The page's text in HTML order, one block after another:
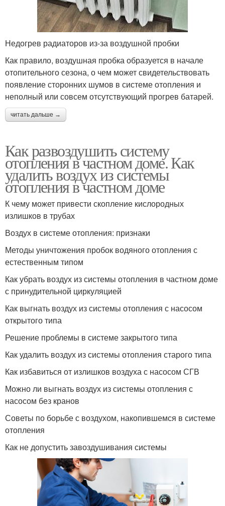
Недогрев радиаторов из-за воздушной пробки
Как правило, воздушная пробка образуется в начале
отопительного сезона, о чем может свидетельствовать
появление сторонних шумов в системе отопления и
неполный или совсем отсутствующий прогрев батарей.
читать дальше →
Как развоздушить систему
отопления в частном доме. Как
удалить воздух из системы
отопления в частном доме
К чему может привести скопление кислородных
излишков в трубах
Воздух в системе отопления: признаки
Методы уничтожения пробок водяного отопления с
естественным типом
Как убрать воздух из системы отопления в частном доме
с принудительной циркуляцией
Как выгнать воздух из системы отопления с насосом
открытого типа
Решение проблемы в системе закрытого типа
Как удалить воздух из системы отопления старого типа
Как избавиться от излишков воздуха с насосом СГВ
Можно ли выгнать воздух из системы отопления с
насосом без кранов
Советы по борьбе с воздухом, накопившемся в системе
отопления
Как не допустить завоздушивания системы